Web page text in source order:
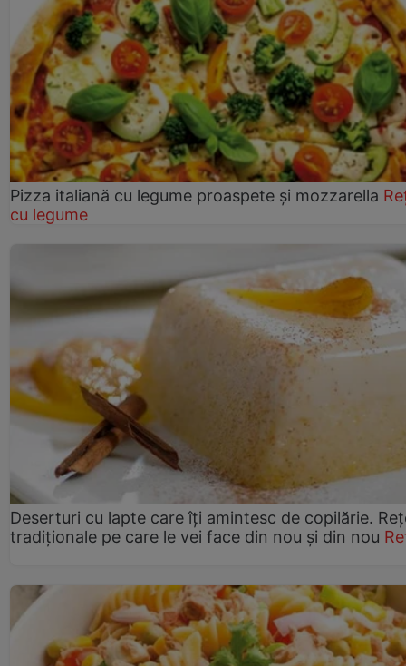
Pizza italiană cu legume proaspete și mozzarella
cu legume
Deserturi cu lapte care îți amintesc de copilărie.
tradiționale pe care le vei face din nou și din nou